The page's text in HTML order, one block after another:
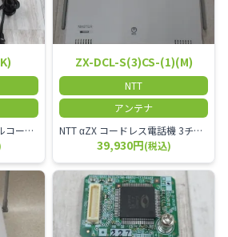
NTT αZXシリーズ デジタルコードレス電話機（黒） 倉庫や工場など、オフィスから離れて仕事をする方に適しています。 コードレス単体では使用できないので、別途、専用の主装置及びアンテナが必要です。
ZX-DCL-S(3)CS-(1)(M)
NTT
アンテナ
NTT αZX コードレス電話機 3チャンネル用 接続装置 マスター デジタルコードレス（ZX-DCL-PS等）の専用管理用アンテナです。
39,930円(税込)